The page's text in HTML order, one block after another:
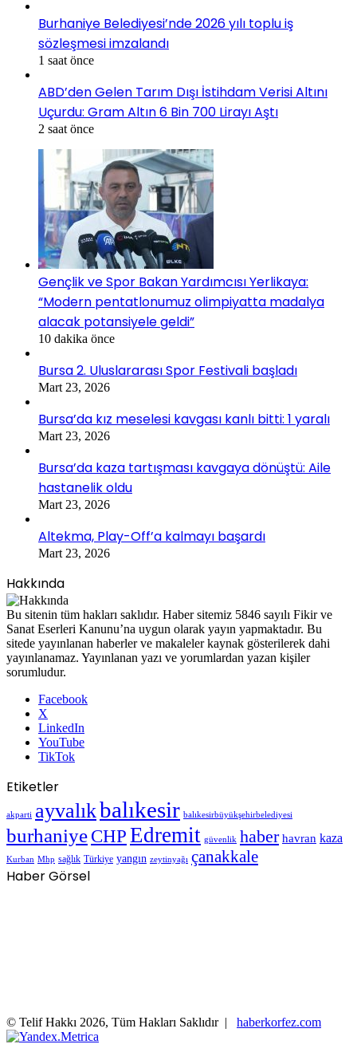
Burhaniye Belediyesi’nde 2026 yılı toplu iş
sözleşmesi imzalandı
1 saat önce
ABD’den Gelen Tarım Dışı İstihdam Verisi Altını
Uçurdu: Gram Altın 6 Bin 700 Lirayı Aştı
2 saat önce
Gençlik ve Spor Bakan Yardımcısı Yerlikaya:
“Modern pentatlonumuz olimpiyatta madalya
alacak potansiyele geldi”
10 dakika önce
Bursa 2. Uluslararası Spor Festivali başladı
Mart 23, 2026
Bursa’da kız meselesi kavgası kanlı bitti: 1 yaralı
Mart 23, 2026
Bursa’da kaza tartışması kavgaya dönüştü: Aile
hastanelik oldu
Mart 23, 2026
Altekma, Play-Off’a kalmayı başardı
Mart 23, 2026
Hakkında
Bu sitenin tüm hakları saklıdır. Haber sitemiz 5846 sayılı Fikir ve
Sanat Eserleri Kanunu’na uygun olarak yayın yapmaktadır. Bu
sitede yayınlanan haberler ve makaleler kaynak gösterilerek dahi
yayınlanamaz. Yayınlanan yazı ve yorumlardan yazan kişiler
sorumludur.
Facebook
X
LinkedIn
YouTube
TikTok
Etiketler
akparti ayvalıkbalıkesir balıkesirbüyükşehirbelediyesi
burhaniye CHP Edremit güvenlik haber havran kaza
Kurban Mhp sağlık Türkiye yangın zeytinyağı çanakkale
Haber Görsel
© Telif Hakkı 2026, Tüm Hakları Saklıdır | haberkorfez.com